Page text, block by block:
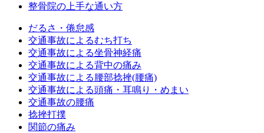
整骨院の上手な通い方
だるさ・倦怠感
交通事故によるむち打ち
交通事故による坐骨神経痛
交通事故による背中の痛み
交通事故による腰部捻挫(腰痛)
交通事故による頭痛・耳鳴り・めまい
交通事故の腰痛
捻挫打撲
関節の痛み